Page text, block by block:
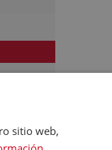
sitio web,